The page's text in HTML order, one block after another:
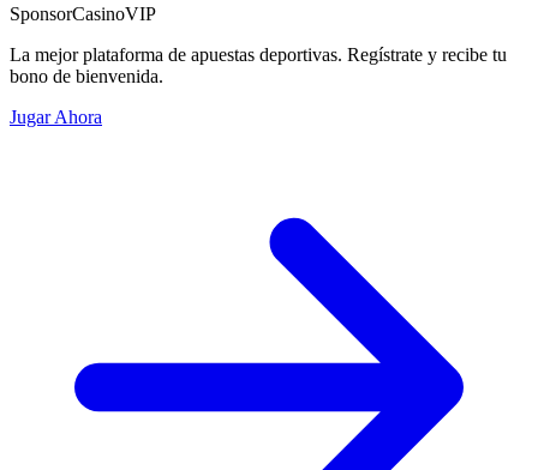
SponsorCasinoVIP
La mejor plataforma de apuestas deportivas. Regístrate y recibe tu
bono de bienvenida.
Jugar Ahora